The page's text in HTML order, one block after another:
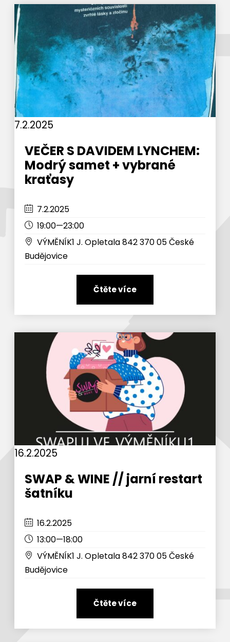
7.2.2025
VEČER S DAVIDEM LYNCHEM:
Modrý samet + vybrané
kraťasy
7.2.2025
19:00—23:00
VÝMĚNÍK1 J. Opletala 842 370 05 České
Budějovice
Čtěte více
16.2.2025
SWAP & WINE // jarní restart
šatníku
16.2.2025
13:00—18:00
VÝMĚNÍK1 J. Opletala 842 370 05 České
Budějovice
Čtěte více